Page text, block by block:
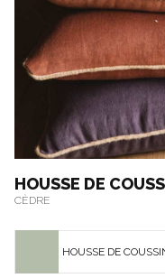
HOUSSE DE
CÈDRE
HOUSSE DE